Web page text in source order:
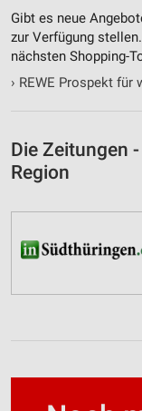
Gibt es neue
zur Verfügung
nächsten Shopping-
› REWE Prospekt für
Die Zeitungen
Region